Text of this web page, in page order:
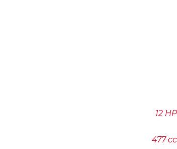
12 HP
477 cc